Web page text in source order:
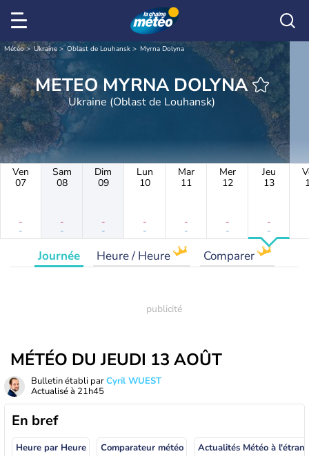
Météo Ukraine Oblast de Louhansk Myrna Dolyna
METEO MYRNA DOLYNA
Ukraine (Oblast de Louhansk)
Ven
07
-
-
Sam
08
-
-
Dim
09
-
-
Lun
10
-
-
Mar
11
-
-
Mer
12
-
-
Jeu
13
-
-
Journée Heure / Heure Comparer
MÉTÉO DU JEUDI 13 AOÛT
Bulletin établi parCyril WUEST
Actualisé à 21h45
En bref
Heure par Heure Comparateur météo